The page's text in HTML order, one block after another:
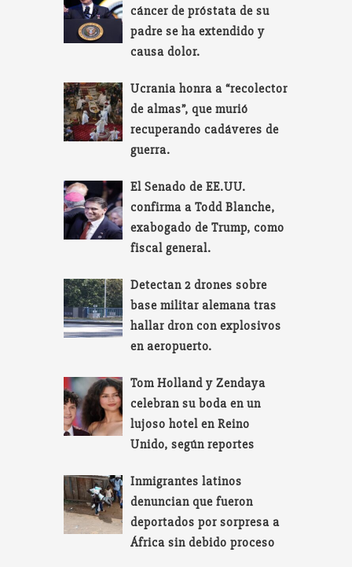
cáncer de próstata de su
padre se ha extendido y
causa dolor.
Ucrania honra a “recolector
de almas”, que murió
recuperando cadáveres de
guerra.
El Senado de EE.UU.
confirma a Todd Blanche,
exabogado de Trump, como
fiscal general.
Detectan 2 drones sobre
base militar alemana tras
hallar dron con explosivos
en aeropuerto.
Tom Holland y Zendaya
celebran su boda en un
lujoso hotel en Reino
Unido, según reportes
Inmigrantes latinos
denuncian que fueron
deportados por sorpresa a
África sin debido proceso